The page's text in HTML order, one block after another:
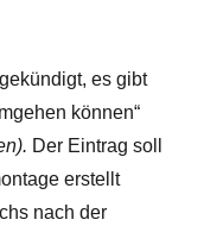
es gibt
können“
Der Eintrag soll
erstellt
nach der